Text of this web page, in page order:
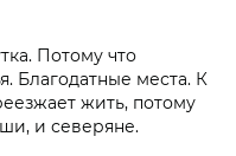
Потому что
Благодатные места. К
жить, потому
и северяне.